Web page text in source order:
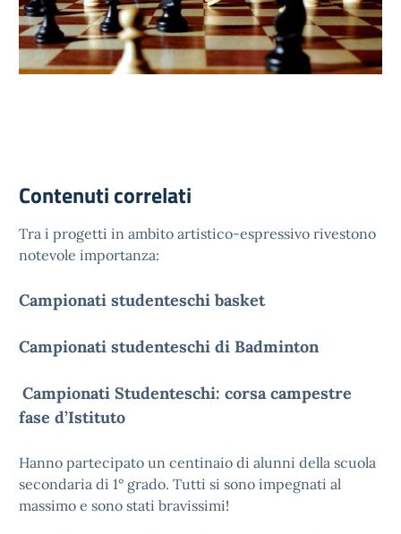
Contenuti correlati
Tra i progetti in ambito artistico-espressivo rivestono
notevole importanza:
Campionati studenteschi basket
Campionati studenteschi di Badminton
Campionati Studenteschi: corsa campestre
fase d’Istituto
Hanno partecipato un centinaio di alunni della scuola
secondaria di 1° grado. Tutti si sono impegnati al
massimo e sono stati bravissimi!